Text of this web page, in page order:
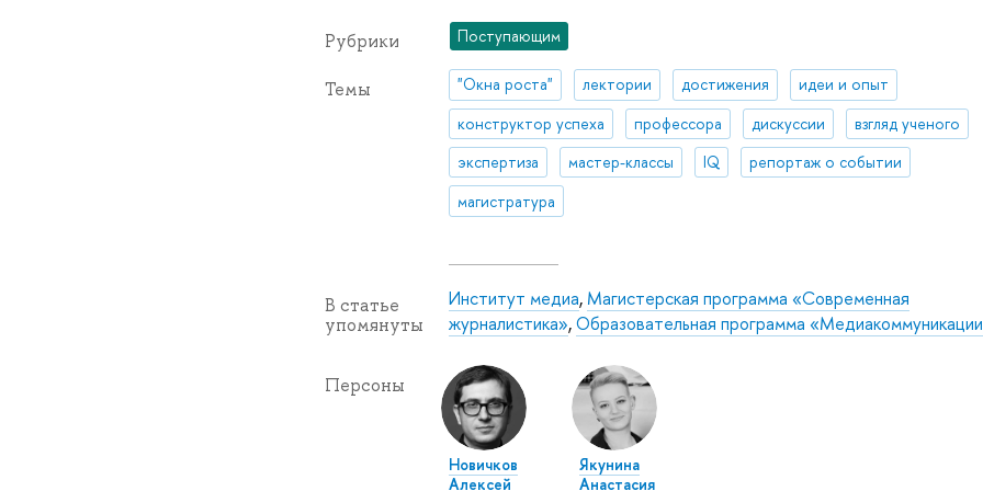
Рубрики Поступающим
Темы "Окна роста" лектории достижения
идеи и опыт
конструктор успеха
профессора дискуссии
взгляд ученого
экспертиза
мастер-классы IQ
репортаж о событии
магистратура
В статье
упомянуты
Институт медиа, Магистерская программа «Современная
журналистика»,Образовательная программа
Персоны
Новичков
Алексей
Якунина
Анастасия